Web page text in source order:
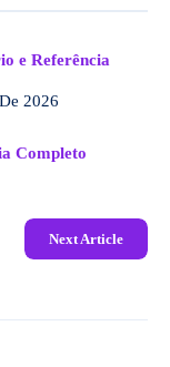
e Referência
2026
Completo
Next Article